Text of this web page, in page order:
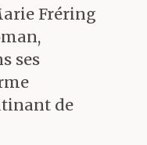
Guerre
après
fait
qui
des
Fréring
ses
de